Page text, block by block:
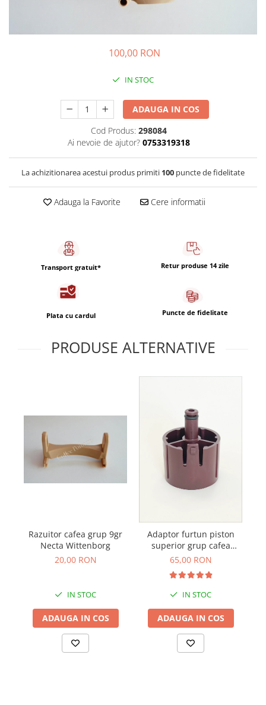
Cafea boabe Segafredo
Cafea de specialitate
Cafea proaspat prajita
Cafea Columbia
Cafea Brazilia
Cafea Guatemala
Cafea Costa Rica
Capsule de Cafea
Cafea macinata
Tastaturi si butoane
100,00 RON
IN STOC
ADAUGA IN COS
Cod Produs: 298084
Ai nevoie de ajutor? 0753319318
La achizitionarea acestui produs primiti 100 puncte de fidelitate
Adauga la Favorite Cere informatii
Transport gratuit* Retur produse 14 zile
Plata cu cardul Puncte de fidelitate
PRODUSE ALTERNATIVE
Razuitor cafea grup 9gr
Necta Wittenborg
20,00 RON
IN STOC
ADAUGA IN COS
Adaptor furtun piston
superior grup cafea
aparat profesional
65,00 RON
IN STOC
ADAUGA IN COS